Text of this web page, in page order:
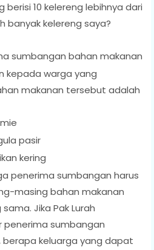
10 kelereng lebihnya dari
banyak kelereng saya?
sumbangan bahan makanan
kepada warga yang
makanan tersebut adalah
pasir
kering
penerima sumbangan harus
masing bahan makanan
Jika Pak Lurah
penerima sumbangan
berapa keluarga yang dapat